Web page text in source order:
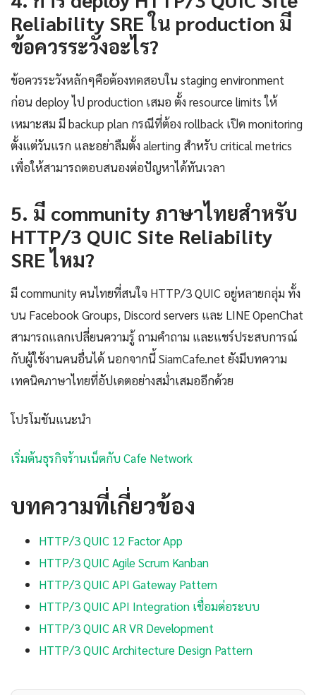
Reliability SRE ใน production มี
ข้อควรระวังอะไร?
ข้อควรระวังหลักๆคือต้องทดสอบใน staging environment
ก่อน deploy ไป production เสมอ ตั้ง resource limits ให้
เหมาะสม มี backup plan กรณีที่ต้อง rollback เปิด monitoring
ตั้งแต่วันแรก และอย่าลืมตั้ง alerting สำหรับ critical metrics
เพื่อให้สามารถตอบสนองต่อปัญหาได้ทันเวลา
5. มี community ภาษาไทยสำหรับ
HTTP/3 QUIC Site Reliability
SRE ไหม?
มี community คนไทยที่สนใจ HTTP/3 QUIC อยู่หลายกลุ่ม ทั้ง
บน Facebook Groups, Discord servers และ LINE OpenChat
สามารถแลกเปลี่ยนความรู้ ถามคำถาม และแชร์ประสบการณ์
กับผู้ใช้งานคนอื่นได้ นอกจากนี้ SiamCafe.net ยังมีบทความ
เทคนิคภาษาไทยที่อัปเดตอย่างสม่ำเสมออีกด้วย
โปรโมชันแนะนำ
เริ่มต้นธุรกิจร้านเน็ตกับ Cafe Network
บทความที่เกี่ยวข้อง
HTTP/3 QUIC 12 Factor App
HTTP/3 QUIC Agile Scrum Kanban
HTTP/3 QUIC API Gateway Pattern
HTTP/3 QUIC API Integration เชื่อมต่อระบบ
HTTP/3 QUIC AR VR Development
HTTP/3 QUIC Architecture Design Pattern